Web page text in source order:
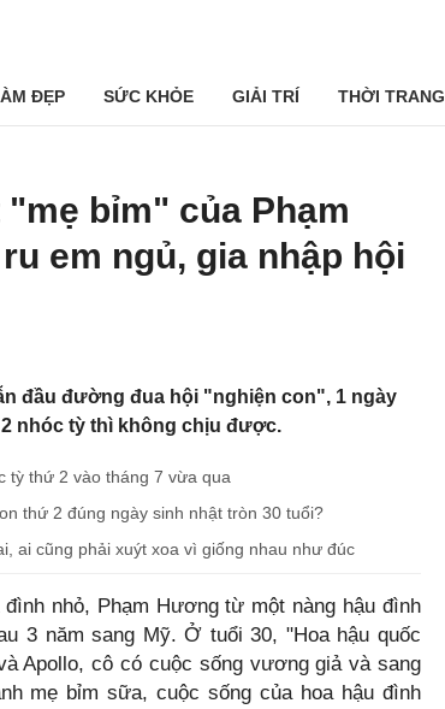
ĐẸP SỨC KHỎE GIẢI TRÍ THỜI TRANG
bỉm" của Phạm
em ngủ, gia nhập hội
đầu đường đua hội "nghiện con", 1 ngày
nhóc tỳ thì không chịu được.
tỳ thứ 2 vào tháng 7 vừa qua
thứ 2 đúng ngày sinh nhật tròn 30 tuổi?
ai cũng phải xuýt xoa vì giống nhau như đúc
nhỏ, Phạm Hương từ một nàng hậu đình
3 năm sang Mỹ. Ở tuổi 30, "Hoa hậu quốc
Apollo, cô có cuộc sống vương giả và sang
mẹ bỉm sữa, cuộc sống của hoa hậu đình